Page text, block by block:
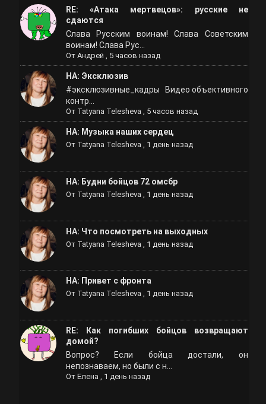
RE: «Атака мертвецов»: русские не
сдаются
Слава Русским воинам! Слава Советским
воинам! Слава Рус...
От Андрей , 5 часов назад
НА: Эксклюзив
#эксклюзивные_кадры Видео объективного
контр...
От Tatyana Telesheva , 5 часов назад
НА: Музыка наших сердец
От Tatyana Telesheva , 1 день назад
НА: Будни бойцов 72 омсбр
От Tatyana Telesheva 1 день назад
НА: Что посмотреть на выходных
От Tatyana Telesheva 1 день назад
НА: Привет с фронта
От Tatyana Telesheva , 1 день назад
RE: Как погибших бойцов возвращают
домой?
Вопрос? Если бойца достали, он
непознаваем, но были с н...
От Елена , 1 день назад